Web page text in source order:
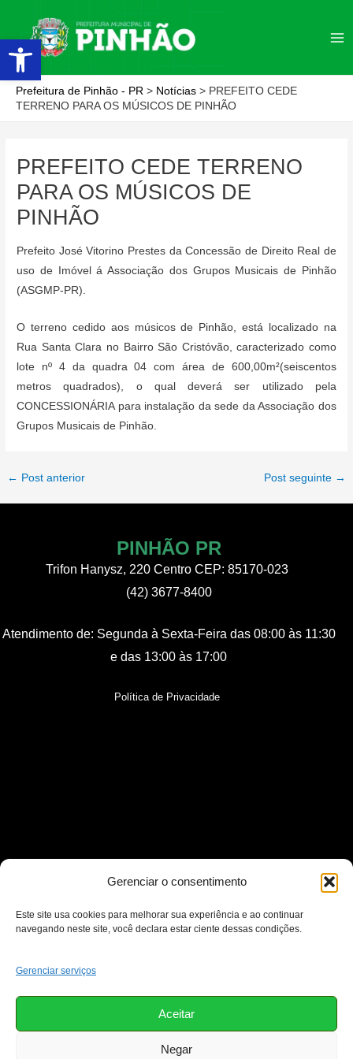
Abrir a barra de ferramentas
Gerenciar o consentimento
Este site usa cookies para melhorar sua experiência e ao continuar
navegando neste site, você declara estar ciente dessas condições.
Gerenciar serviços
Aceitar
Negar
conteúdo
Prefeitura de Pinhão - PR > Notícias > PREFEITO CEDE
TERRENO PARA OS MÚSICOS DE PINHÃO
PREFEITO CEDE TERRENO
PARA OS MÚSICOS DE
PINHÃO
Prefeito José Vitorino Prestes da Concessão de Direito Real de
uso de Imóvel á Associação dos Grupos Musicais de Pinhão
(ASGMP-PR).
O terreno cedido aos músicos de Pinhão, está localizado na
Rua Santa Clara no Bairro São Cristóvão, caracterizado como
lote nº 4 da quadra 04 com área de 600,00m²(seiscentos
metros quadrados), o qual deverá ser utilizado pela
CONCESSIONÁRIA para instalação da sede da Associação dos
Grupos Musicais de Pinhão.
Post
← Post anterior Post seguinte →
PINHÃO PR
Trifon Hanysz, 220 Centro CEP: 85170-023
(42) 3677-8400
Atendimento de: Segunda à Sexta-Feira das 08:00 às 11:30
e das 13:00 às 17:00
Política de Privacidade